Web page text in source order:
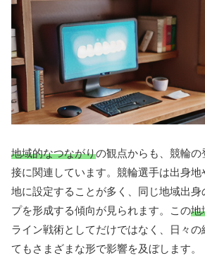
地域的なつながりの観点からも、競輪
接に関連しています。競輪選手は出身
地に設定することが多く、同じ地域出
プを形成する傾向が見られます。この地
ライン戦術としてだけではなく、日々
てもさまざまな形で影響を及ぼします。